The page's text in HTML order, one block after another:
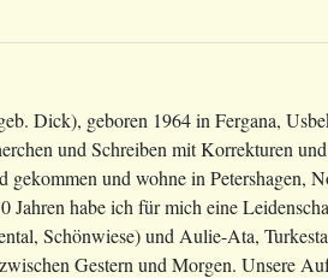
Dick), geboren 1964 in Fergana,
und Schreiben mit Korrekturen
und wohne in Petershagen,
Jahren habe ich für mich eine
Schönwiese) und Aulie-Ata,
Gestern und Morgen. Unsere